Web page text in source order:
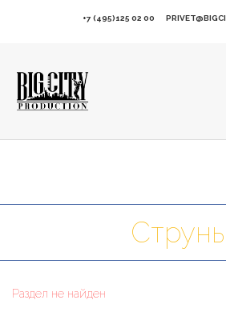
+7 (495)125 02 00
Струны
Раздел не найден